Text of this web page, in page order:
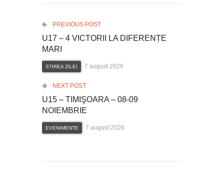
PREVIOUS POST
U17 – 4 VICTORII LA DIFERENȚE
MARI
STIREA ZILEI 7 august 2026
NEXT POST
U15 – TIMIŞOARA – 08-09
NOIEMBRIE
EVENIMENTE 7 august 2026